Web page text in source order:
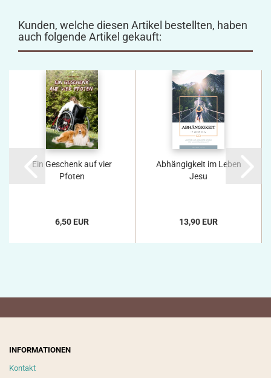
Kunden, welche diesen Artikel bestellten, haben
auch folgende Artikel gekauft:
Ein Geschenk auf vier
Pfoten
6,50 EUR
Abhängigkeit im Leben
Jesu
13,90 EUR
INFORMATIONEN
Kontakt